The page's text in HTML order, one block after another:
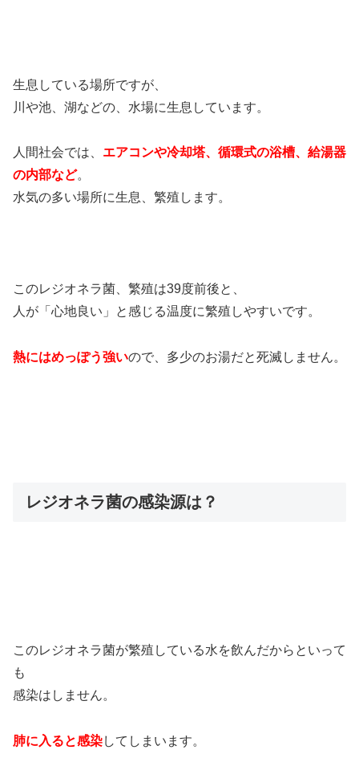
生息している場所ですが、
川や池、湖などの、水場に生息しています。
人間社会では、 エアコンや冷却塔、循環式の浴槽、給湯器
の内部など。
水気の多い場所に生息、繁殖します。
このレジオネラ菌、繁殖は39度前後と、
人が「心地良い」と感じる温度に繁殖しやすいです。
熱にはめっぽう強いので、多少のお湯だと死滅しません。
レジオネラ菌の感染源は？
このレジオネラ菌が繁殖している水を飲んだからといって
も
感染はしません。
肺に入ると感染してしまいます。